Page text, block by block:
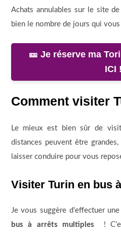
Achats annulables sur le site
bien le nombre de jours qui
🎫 Je réserve ma
ICI !
Comment visiter
Le mieux est bien sûr de
distances peuvent être
laisser conduire pour vous
Visiter Turin en bus
Je vous suggère d’effectuer
bus à arrêts multiples !